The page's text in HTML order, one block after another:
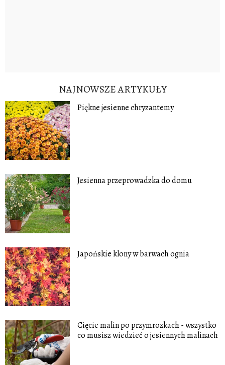
NAJNOWSZE ARTYKUŁY
Piękne jesienne chryzantemy
Jesienna przeprowadzka do domu
Japońskie klony w barwach ognia
Cięcie malin po przymrozkach - wszystko
co musisz wiedzieć o jesiennych malinach